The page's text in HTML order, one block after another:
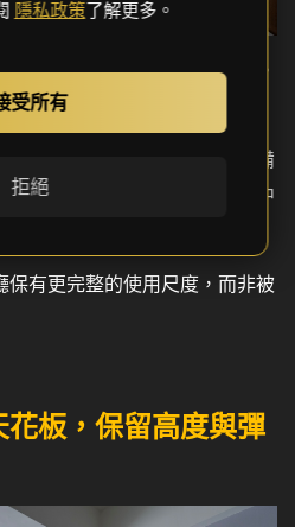
體集中於同一立面延伸至頂。
整，不產生凹洞視覺。
地機器人所需高度，使清潔設備
木紋跳色設計，成為白色門片中
保有更完整的使用尺度，而非被
板，保留高度與彈
隱私政策了解更多。
受所有
拒絕